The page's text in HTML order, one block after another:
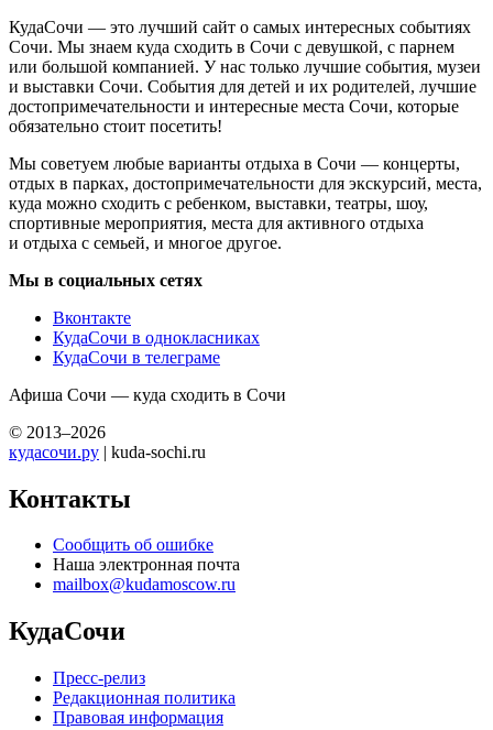
КудаСочи — это лучший сайт о самых интересных событиях
Сочи. Мы знаем куда сходить в Сочи с девушкой, с парнем
или большой компанией. У нас только лучшие события, музеи
и выставки Сочи. События для детей и их родителей, лучшие
достопримечательности и интересные места Сочи, которые
обязательно стоит посетить!
Мы советуем любые варианты отдыха в Сочи — концерты,
отдых в парках, достопримечательности для экскурсий, места,
куда можно сходить с ребенком, выставки, театры, шоу,
спортивные мероприятия, места для активного отдыха
и отдыха с семьей, и многое другое.
Мы в социальных сетях
Вконтакте
КудаСочи в однокласниках
КудаСочи в телеграме
Афиша Сочи — куда сходить в Сочи
© 2013–2026
кудасочи.ру | kuda-sochi.ru
Контакты
Сообщить об ошибке
Наша электронная почта
mailbox@kudamoscow.ru
КудаСочи
Пресс-релиз
Редакционная политика
Правовая информация